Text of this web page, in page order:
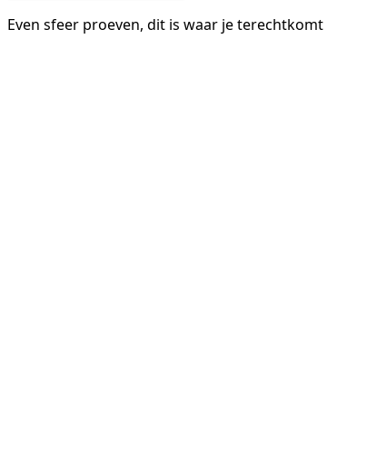
Even sfeer proeven, dit is waar je terechtkomt